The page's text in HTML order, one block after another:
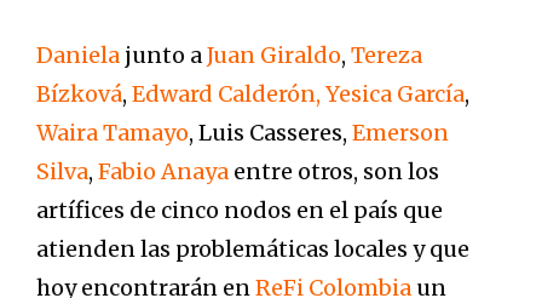
Daniela junto aJuan Giraldo, Tereza
Bízková, Edward Calderón, Yesica García,
Waira Tamayo, Luis Casseres, Emerson
Silva, Fabio Anaya entre otros, son los
artífices de cinco nodos en el país que
atienden las problemáticas locales y que
hoy encontrarán enReFi Colombia un